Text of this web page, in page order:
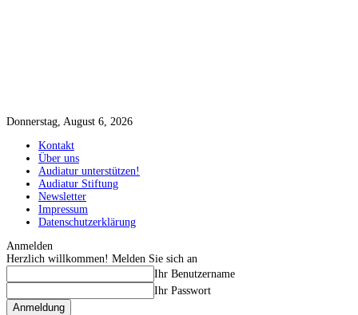
Donnerstag, August 6, 2026
Kontakt
Über uns
Audiatur unterstützen!
Audiatur Stiftung
Newsletter
Impressum
Datenschutzerklärung
Anmelden
Herzlich willkommen! Melden Sie sich an
Ihr Benutzername
Ihr Passwort